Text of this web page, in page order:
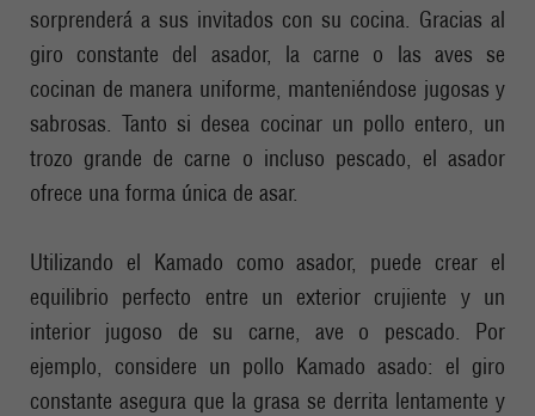
sorprenderá a sus invitados con su cocina. Gracias al
giro constante del asador, la carne o las aves se
cocinan de manera uniforme, manteniéndose jugosas y
sabrosas. Tanto si desea cocinar un pollo entero, un
trozo grande de carne o incluso pescado, el asador
ofrece una forma única de asar.
Utilizando el Kamado como asador, puede crear el
equilibrio perfecto entre un exterior crujiente y un
interior jugoso de su carne, ave o pescado. Por
ejemplo, considere un pollo Kamado asado: el giro
constante asegura que la grasa se derrita lentamente y